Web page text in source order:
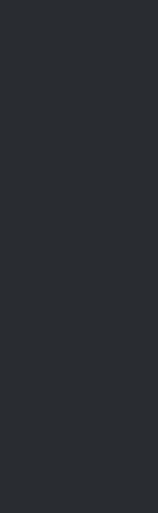
THE NEXT TIME I